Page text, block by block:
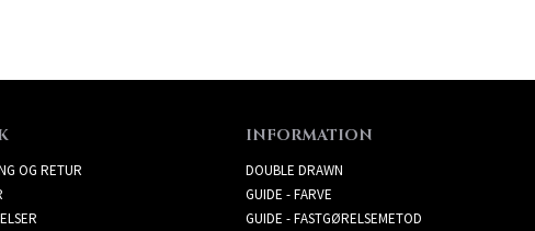
OG RETUR
INFORMATION
DOUBLE DRAWN
GUIDE - FARVE
GUIDE - FASTGØRELSEMETOD